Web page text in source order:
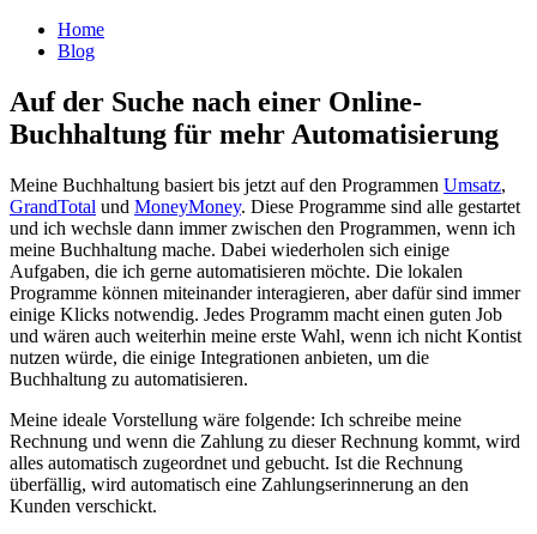
Home
Blog
Auf der Suche nach einer Online-
Buchhaltung für mehr Automatisierung
Meine Buchhaltung basiert bis jetzt auf den Programmen Umsatz,
GrandTotal und MoneyMoney. Diese Programme sind alle gestartet
und ich wechsle dann immer zwischen den Programmen, wenn ich
meine Buchhaltung mache. Dabei wiederholen sich einige
Aufgaben, die ich gerne automatisieren möchte. Die lokalen
Programme können miteinander interagieren, aber dafür sind immer
einige Klicks notwendig. Jedes Programm macht einen guten Job
und wären auch weiterhin meine erste Wahl, wenn ich nicht Kontist
nutzen würde, die einige Integrationen anbieten, um die
Buchhaltung zu automatisieren.
Meine ideale Vorstellung wäre folgende: Ich schreibe meine
Rechnung und wenn die Zahlung zu dieser Rechnung kommt, wird
alles automatisch zugeordnet und gebucht. Ist die Rechnung
überfällig, wird automatisch eine Zahlungserinnerung an den
Kunden verschickt.